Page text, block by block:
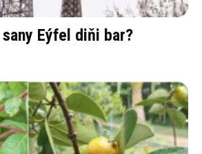
sa­ny Eý­fel di­ňi bar?